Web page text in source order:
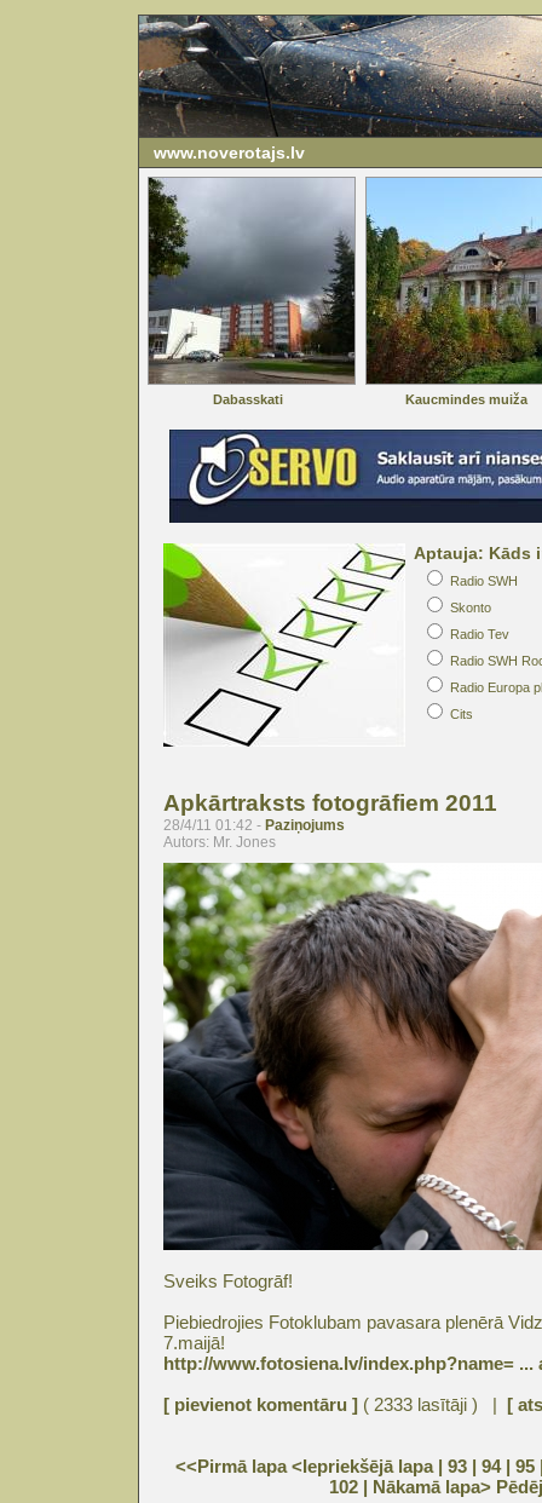
www.noverotajs.lv
Dabasskati Kaucmindes muiža
Aptauja: Kāds
Radio SWH
Skonto
Radio Tev
Radio SWH
Radio Europa
Cits
Apkārtraksts fotogrāfiem 2011
28/4/11 01:42 - Paziņojums
Autors: Mr. Jones
Sveiks Fotogrāf!
Piebiedrojies Fotoklubam pavasara plenērā
7.maijā!
http://www.fotosiena.lv/index.php?name= ...
[ pievienot komentāru ] ( 2333 lasītāji ) | [
<<Pirmā lapa<Iepriekšējā lapa | 93 | 94| 95
102| Nākamā lapa>